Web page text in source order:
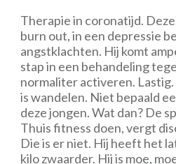
Therapie in coronatijd.
burn out, in een depressie
angstklachten. Hij komt
stap in een behandeling
normaliter activeren. Lastig.
is wandelen. Niet bepaald
deze jongen. Wat dan? De
Thuis fitness doen, vergt
Die is er niet. Hij heeft het
kilo zwaarder. Hij is moe,